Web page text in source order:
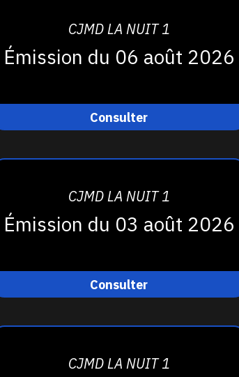
CJMD LA NUIT 1
Émission du 06 août 2026
Consulter
CJMD LA NUIT 1
Émission du 03 août 2026
Consulter
CJMD LA NUIT 1